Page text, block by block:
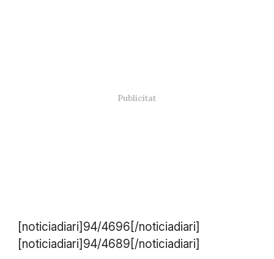
[noticiadiari]94/4696[/noticiadiari]
[noticiadiari]94/4689[/noticiadiari]